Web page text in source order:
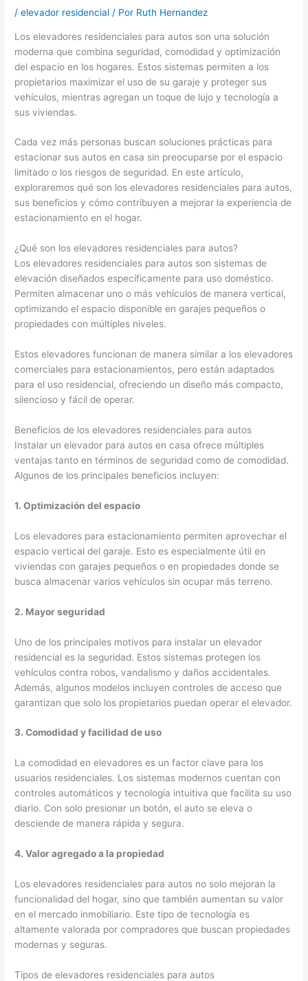
/elevador residencial / Por Ruth Hernandez
Los elevadores residenciales para autos son una solución
moderna que combina seguridad, comodidad y optimización
del espacio en los hogares. Estos sistemas permiten a los
propietarios maximizar el uso de su garaje y proteger sus
vehículos, mientras agregan un toque de lujo y tecnología a
sus viviendas.
Cada vez más personas buscan soluciones prácticas para
estacionar sus autos en casa sin preocuparse por el espacio
limitado o los riesgos de seguridad. En este artículo,
exploraremos qué son los elevadores residenciales para autos,
sus beneficios y cómo contribuyen a mejorar la experiencia de
estacionamiento en el hogar.
¿Qué son los elevadores residenciales para autos?
Los elevadores residenciales para autos son sistemas de
elevación diseñados específicamente para uso doméstico.
Permiten almacenar uno o más vehículos de manera vertical,
optimizando el espacio disponible en garajes pequeños o
propiedades con múltiples niveles.
Estos elevadores funcionan de manera similar a los elevadores
comerciales para estacionamientos, pero están adaptados
para el uso residencial, ofreciendo un diseño más compacto,
silencioso y fácil de operar.
Beneficios de los elevadores residenciales para autos
Instalar un elevador para autos en casa ofrece múltiples
ventajas tanto en términos de seguridad como de comodidad.
Algunos de los principales beneficios incluyen:
1. Optimización del espacio
Los elevadores para estacionamiento permiten aprovechar el
espacio vertical del garaje. Esto es especialmente útil en
viviendas con garajes pequeños o en propiedades donde se
busca almacenar varios vehículos sin ocupar más terreno.
2. Mayor seguridad
Uno de los principales motivos para instalar un elevador
residencial es la seguridad. Estos sistemas protegen los
vehículos contra robos, vandalismo y daños accidentales.
Además, algunos modelos incluyen controles de acceso que
garantizan que solo los propietarios puedan operar el elevador.
3. Comodidad y facilidad de uso
La comodidad en elevadores es un factor clave para los
usuarios residenciales. Los sistemas modernos cuentan con
controles automáticos y tecnología intuitiva que facilita su uso
diario. Con solo presionar un botón, el auto se eleva o
desciende de manera rápida y segura.
4. Valor agregado a la propiedad
Los elevadores residenciales para autos no solo mejoran la
funcionalidad del hogar, sino que también aumentan su valor
en el mercado inmobiliario. Este tipo de tecnología es
altamente valorada por compradores que buscan propiedades
modernas y seguras.
Tipos de elevadores residenciales para autos